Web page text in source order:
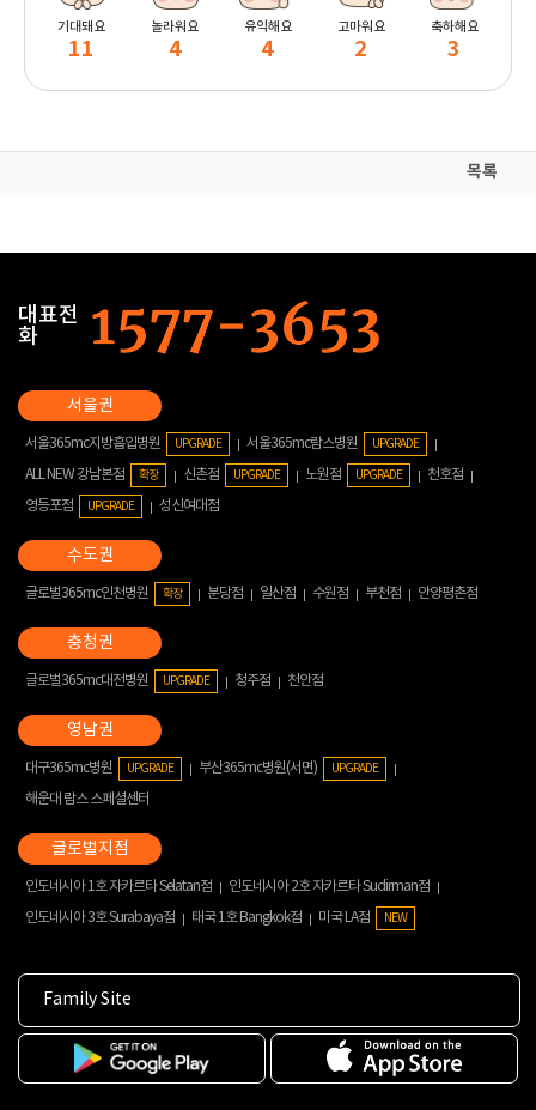
기대돼요
11
놀라워요
4
유익해요
4
고마워요
2
축하해요
3
목록
대표전
화
서울365mc지방흡입병원 UPGRADE 서울365mc람스병원 UPGRADE
ALL NEW 강남본점 확장 신촌점 UPGRADE 노원점 UPGRADE
천호점
영등포점
UPGRADE 성신여대점
글로벌365mc인천병원 확장 분당점 일산점 수원점 부천점 안양평촌점
글로벌365mc대전병원 UPGRADE 청주점 천안점
대구365mc병원 UPGRADE 부산365mc병원(서면) UPGRADE
해운대 람스 스페셜센터
인도네시아 1호 자카르타 Selatan점
인도네시아 2호 자카르타 Sudirman점
인도네시아 3호 Surabaya점
태국 1호 Bangkok점 미국 LA점 NEW
Family Site